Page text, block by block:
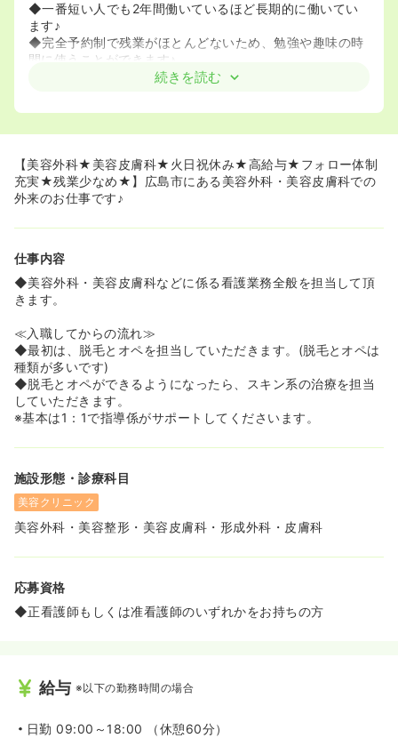
◆一番短い人でも2年間働いているほど長期的に働いてい
ます♪
◆完全予約制で残業がほとんどないため、勉強や趣味の時
間に使うことができます♪
◆最初は指導係の看護師がつきます。また、1人前になる
続きを読む
【美容外科★美容皮膚科★火日祝休み★高給与★フォロー体制
充実★残業少なめ★】広島市にある美容外科・美容皮膚科での
外来のお仕事です♪
仕事内容
◆美容外科・美容皮膚科などに係る看護業務全般を担当して頂
きます。
≪入職してからの流れ≫
◆最初は、脱毛とオペを担当していただきます。(脱毛とオペは
種類が多いです)
◆脱毛とオペができるようになったら、スキン系の治療を担当
していただきます。
※基本は1：1で指導係がサポートしてくださいます。
施設形態・診療科目
美容クリニック
美容外科・美容整形・美容皮膚科・形成外科・皮膚科
応募資格
◆正看護師もしくは准看護師のいずれかをお持ちの方
給与 ※以下の勤務時間の場合
日勤 09:00～18:00 （休憩60分）